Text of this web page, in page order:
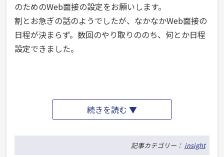
のためのWeb面接の設定をお願いします。
割とお急ぎの話のようでしたが、なかなかWeb面接の
日程が決まらず。数回のやり取りののち、何とか日程
設定できました。
続きを読む ▼“産
医
記事カテゴリー： insight